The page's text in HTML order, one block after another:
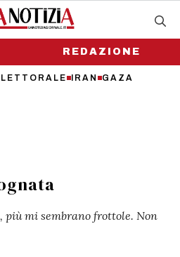
IRAN GAZA
REDAZIONE
più mi sembrano frottole. Non